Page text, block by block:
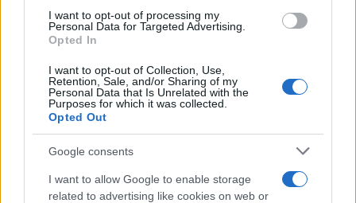
I want to opt-out of processing my
Personal Data for Targeted Advertising.
Opted In
I want to opt-out of Collection, Use,
Retention, Sale, and/or Sharing of my
Personal Data that Is Unrelated with the
Purposes for which it was collected.
Opted Out
Google consents
I want to allow Google to enable storage
related to advertising like cookies on web or